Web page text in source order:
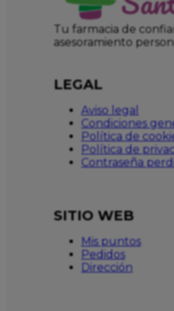
Tu farmacia de
asesoramiento
LEGAL
Aviso legal
Condiciones
Política de
Política de
Contraseña
SITIO WEB
Mis puntos
Pedidos
Dirección